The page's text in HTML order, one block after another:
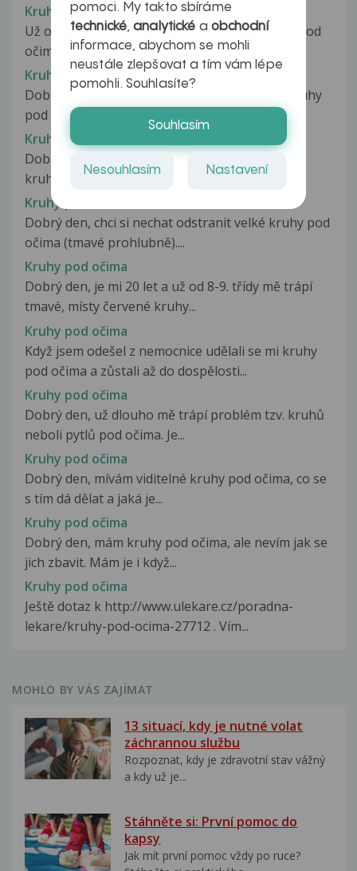
Kruhy pod očima
Už od útlého věku trpím velmi tmavými kruhy pod
očima. Moje matka má nedostatek...
Kruhy pod očima
Dobrý den, chtěla bych poradit. Mám tmavé kruhy
pod očima a dost mě to trápí....
Kruhy pod očima
Dobry den. Mam dotaz. Proc mam stale tmave
kruhy pod ocima,kde se mi take vyskytuji...
Kruhy pod očima
Dobrý den, chci si nechat odstranit velké kruhy pod
očima (tmavé prohlubně)....
Kruhy pod očima
Dobrý den, je mi 20 let a už od 8-9. třídy mě trápí
tmavé, místy červené kruhy...
Kruhy pod očima
Když jsem odešel z nemocnice udělali se mi kruhy
pod očima a zůstali až do dospělosti...
Kruhy pod očima
Dobrý den, už dlouho mě trápí problém tzv. kruhů
neboli pytlů pod očima. Je...
Kruhy pod očima
Dobrý den, mívám viditelné kruhy pod očima, co se
s tím dá dělat a jaká je...
Kruhy pod očima
Dobrý den, mám kruhy pod očima, ale nevím jak se
jich zbavit. Mám je i když...
Kruhy pod očima
Ještě dotaz k http://www.ulekare.cz/poradna-
lekare/kruhy-pod-ocima-27712 . Vím...
MOHLO BY VÁS ZAJÍMAT
13 situací, kdy je nutné volat
záchrannou službu
Rozpoznat, kdy je zdravotní stav vážný
a kdy už je...
Stáhněte si: První pomoc do
kapsy
Jak mít první pomoc vždy po ruce?
pomoci. My takto sbíráme
technické,analytické a obchodní
informace, abychom se mohli
neustále zlepšovat a tím vám lépe
pomohli. Souhlasíte?
Souhlasím
Nesouhlasím Nastavení